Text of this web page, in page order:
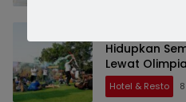
Hidupkan
Lewat
Hotel & Resto